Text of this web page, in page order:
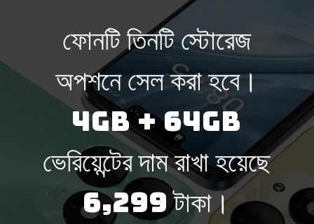
ফোনটি তিনটি স্টোরেজ
অপশনে সেল করা হবে।
4GB + 64GB
ভেরিয়েন্টের দাম রাখা হয়েছে
6,299 টাকা।